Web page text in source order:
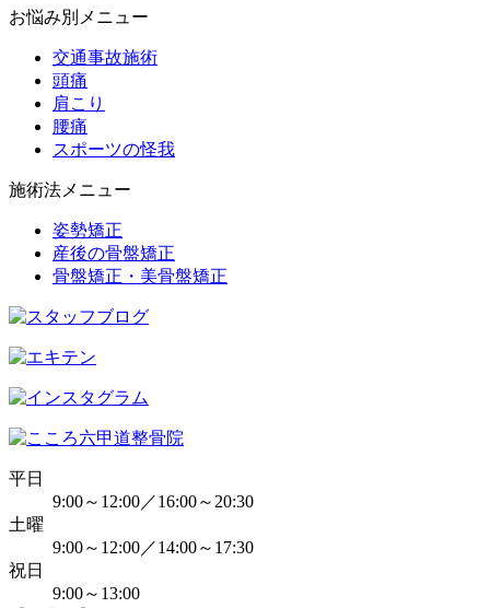
お悩み別メニュー
交通事故施術
頭痛
肩こり
腰痛
スポーツの怪我
施術法メニュー
姿勢矯正
産後の骨盤矯正
骨盤矯正・美骨盤矯正
平日
9:00～12:00／16:00～20:30
土曜
9:00～12:00／14:00～17:30
祝日
9:00～13:00